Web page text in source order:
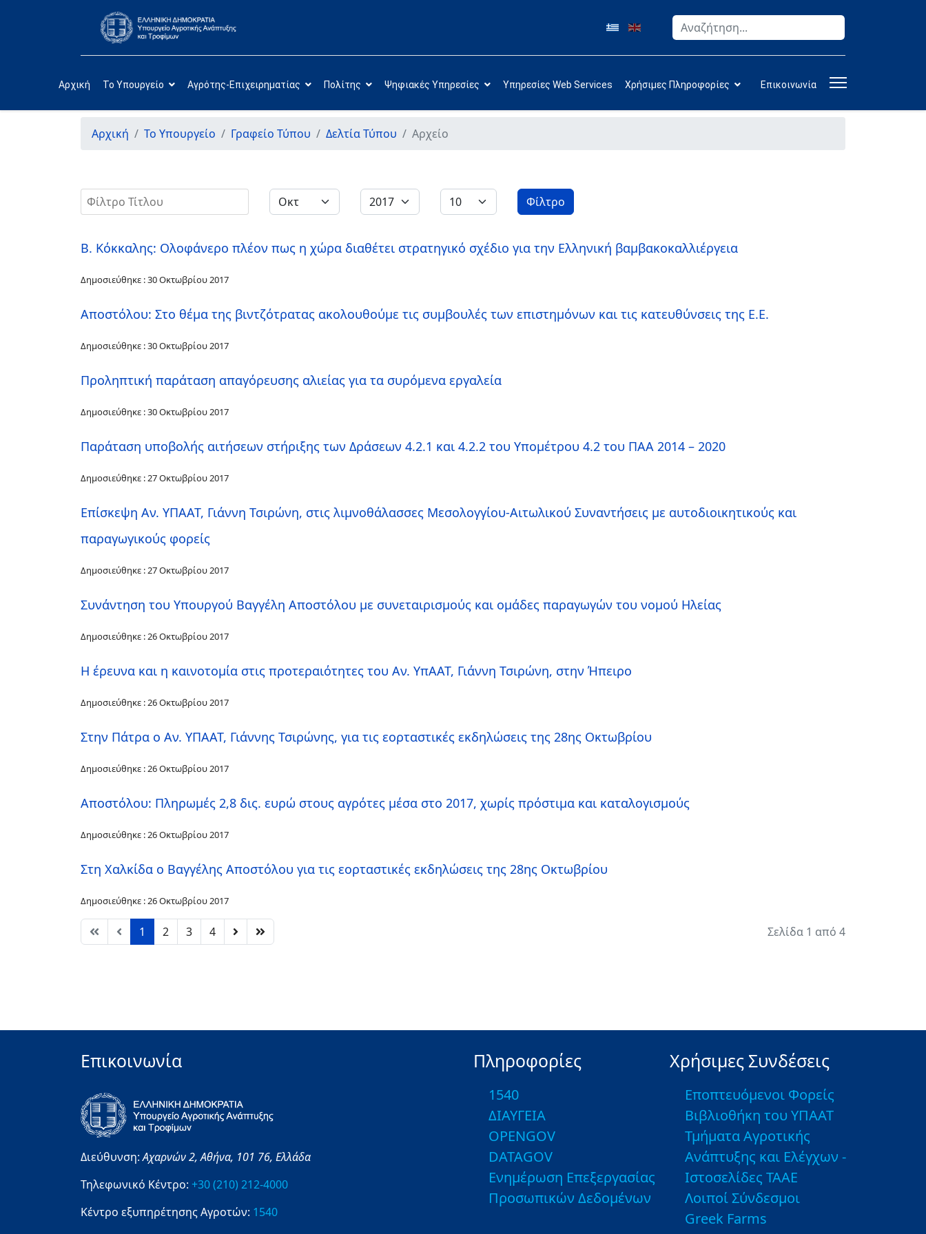
Αναζήτηση
Αρχική Το Υπουργείο Αγρότης-Επιχειρηματίας Πολίτης Ψηφιακές Υπηρεσίες Υπηρεσίες Web Services Χρήσιμες Πληροφορίες Επικοινωνία
Αρχική Το Υπουργείο Γραφείο Τύπου Δελτία Τύπου Αρχείο
Φίλτρο Τίτλου Φίλτρο
Β. Κόκκαλης: Ολοφάνερο πλέον πως η χώρα διαθέτει στρατηγικό σχέδιο για την Ελληνική βαμβακοκαλλιέργεια
Δημοσιεύθηκε : 30 Οκτωβρίου 2017
Αποστόλου: Στο θέμα της βιντζότρατας ακολουθούμε τις συμβουλές των επιστημόνων και τις κατευθύνσεις της Ε.Ε.
Δημοσιεύθηκε : 30 Οκτωβρίου 2017
Προληπτική παράταση απαγόρευσης αλιείας για τα συρόμενα εργαλεία
Δημοσιεύθηκε : 30 Οκτωβρίου 2017
Παράταση υποβολής αιτήσεων στήριξης των Δράσεων 4.2.1 και 4.2.2 του Υπομέτρου 4.2 του ΠΑΑ 2014 – 2020
Δημοσιεύθηκε : 27 Οκτωβρίου 2017
Επίσκεψη Αν. ΥΠΑΑΤ, Γιάννη Τσιρώνη, στις λιμνοθάλασσες Μεσολογγίου-Αιτωλικού Συναντήσεις με αυτοδιοικητικούς και
παραγωγικούς φορείς
Δημοσιεύθηκε : 27 Οκτωβρίου 2017
Συνάντηση του Υπουργού Βαγγέλη Αποστόλου με συνεταιρισμούς και ομάδες παραγωγών του νομού Ηλείας
Δημοσιεύθηκε : 26 Οκτωβρίου 2017
Η έρευνα και η καινοτομία στις προτεραιότητες του Αν. ΥπΑΑΤ, Γιάννη Τσιρώνη, στην Ήπειρο
Δημοσιεύθηκε : 26 Οκτωβρίου 2017
Στην Πάτρα ο Αν. ΥΠΑΑΤ, Γιάννης Τσιρώνης, για τις εορταστικές εκδηλώσεις της 28ης Οκτωβρίου
Δημοσιεύθηκε : 26 Οκτωβρίου 2017
Αποστόλου: Πληρωμές 2,8 δις. ευρώ στους αγρότες μέσα στο 2017, χωρίς πρόστιμα και καταλογισμούς
Δημοσιεύθηκε : 26 Οκτωβρίου 2017
Στη Χαλκίδα ο Βαγγέλης Αποστόλου για τις εορταστικές εκδηλώσεις της 28ης Οκτωβρίου
Δημοσιεύθηκε : 26 Οκτωβρίου 2017
1 2 3 4 Σελίδα 1 από 4
Επικοινωνία
Διεύθυνση:Αχαρνών 2,Αθήνα, 101 76, Ελλάδα
Τηλεφωνικό Κέντρο: +30 (210) 212-4000
Κέντρο εξυπηρέτησης Αγροτών: 1540
Πληροφορίες
1540
ΔΙΑΥΓΕΙΑ
OPENGOV
DATAGOV
Ενημέρωση Επεξεργασίας
Προσωπικών Δεδομένων
Χρήσιμες Συνδέσεις
Εποπτευόμενοι Φορείς
Βιβλιοθήκη του ΥΠΑΑΤ
Τμήματα Αγροτικής
Ανάπτυξης και Ελέγχων -
Ιστοσελίδες ΤΑΑΕ
Λοιποί Σύνδεσμοι
Greek Farms